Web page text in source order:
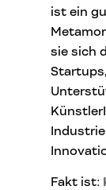
ist ein
sie sich
Fakt ist: